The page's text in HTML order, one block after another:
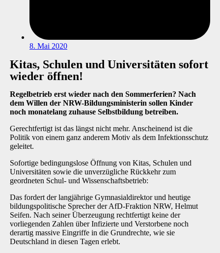
8. Mai 2020
Kitas, Schulen und Universitäten sofort
wieder öffnen!
Regelbetrieb erst wieder nach den Sommerferien? Nach
dem Willen der NRW-Bildungsministerin sollen Kinder
noch monatelang zuhause Selbstbildung betreiben.
Gerechtfertigt ist das längst nicht mehr. Anscheinend ist die
Politik von einem ganz anderem Motiv als dem Infektionsschutz
geleitet.
Sofortige bedingungslose Öffnung von Kitas, Schulen und
Universitäten sowie die unverzügliche Rückkehr zum
geordneten Schul- und Wissenschaftsbetrieb:
Das fordert der langjährige Gymnasialdirektor und heutige
bildungspolitische Sprecher der AfD-Fraktion NRW, Helmut
Seifen. Nach seiner Überzeugung rechtfertigt keine der
vorliegenden Zahlen über Infizierte und Verstorbene noch
derartig massive Eingriffe in die Grundrechte, wie sie
Deutschland in diesen Tagen erlebt.